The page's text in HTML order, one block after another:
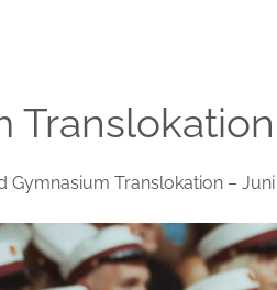
Gymnasium Translokation – Juni